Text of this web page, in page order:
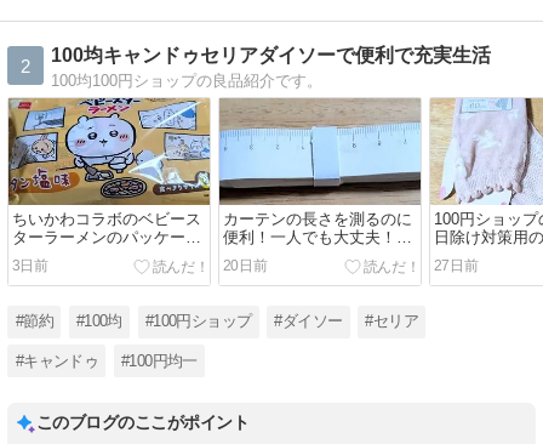
2
100均キャンドゥセリアダイソーで便利で充実生活
100均100円ショップの良品紹介です。
ちいかわコラボのベビース
ターラーメンのパッケージ
を活用！スマホケース！
3日前
カーテンの長さを測るのに
便利！一人でも大丈夫！ニ
トリでもらえる紙メジャ
ー！
20日前
100円ショッ
日除け対策用
袋！室内では
も！
27日前
#節約 #100均 #100円ショップ #ダイソー #セリア
#キャンドゥ #100円均一
このブログのここがポイント